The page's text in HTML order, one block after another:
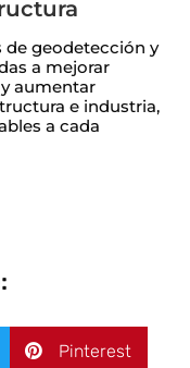
de geodetección y
a mejorar
aumentar
e industria,
a cada
Pinterest